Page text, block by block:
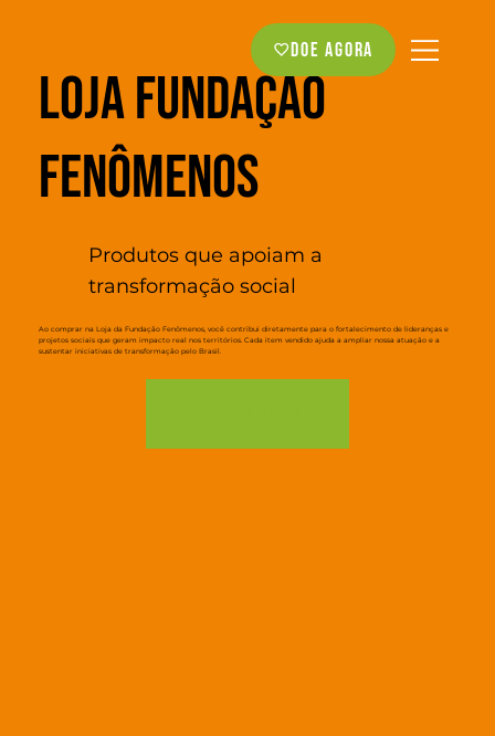
Doe agora
Loja Fundação
Fenômenos
Produtos que apoiam a
transformação social
Ao comprar na Loja da Fundação Fenômenos, você contribui diretamente para o fortalecimento de lideranças e
projetos sociais que geram impacto real nos territórios. Cada item vendido ajuda a ampliar nossa atuação e a
sustentar iniciativas de transformação pelo Brasil.